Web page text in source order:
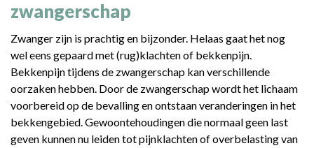
Ziekte van Parkinson
Bekkenklachten rondom zwangerschap
zwangerschap
Zwanger zijn is prachtig en bijzonder. Helaas gaat het nog
wel eens gepaard met (rug)klachten of bekkenpijn.
Bekkenpijn tijdens de zwangerschap kan verschillende
oorzaken hebben. Door de zwangerschap wordt het lichaam
voorbereid op de bevalling en ontstaan veranderingen in het
bekkengebied. Gewoontehoudingen die normaal geen last
geven kunnen nu leiden tot pijnklachten of overbelasting van